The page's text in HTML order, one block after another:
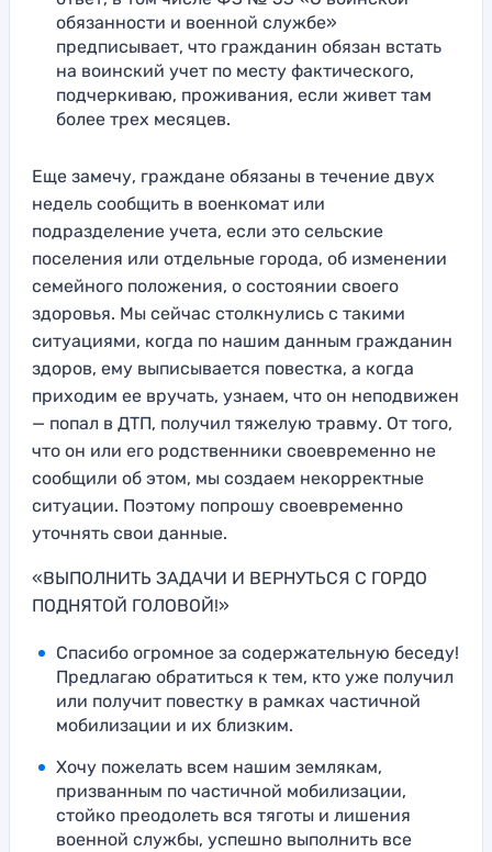
обязанности и военной службе»
предписывает, что гражданин обязан встать
на воинский учет по месту фактического,
подчеркиваю, проживания, если живет там
более трех месяцев.
Еще замечу, граждане обязаны в течение двух
недель сообщить в военкомат или
подразделение учета, если это сельские
поселения или отдельные города, об изменении
семейного положения, о состоянии своего
здоровья. Мы сейчас столкнулись с такими
ситуациями, когда по нашим данным гражданин
здоров, ему выписывается повестка, а когда
приходим ее вручать, узнаем, что он неподвижен
— попал в ДТП, получил тяжелую травму. От того,
что он или его родственники своевременно не
сообщили об этом, мы создаем некорректные
ситуации. Поэтому попрошу своевременно
уточнять свои данные.
«ВЫПОЛНИТЬ ЗАДАЧИ И ВЕРНУТЬСЯ С ГОРДО
ПОДНЯТОЙ ГОЛОВОЙ!»
Спасибо огромное за содержательную беседу!
Предлагаю обратиться к тем, кто уже получил
или получит повестку в рамках частичной
мобилизации и их близким.
Хочу пожелать всем нашим землякам,
призванным по частичной мобилизации,
стойко преодолеть вся тяготы и лишения
военной службы, успешно выполнить все